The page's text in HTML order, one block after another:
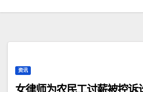
资讯
女律师为农民工讨薪被控诉